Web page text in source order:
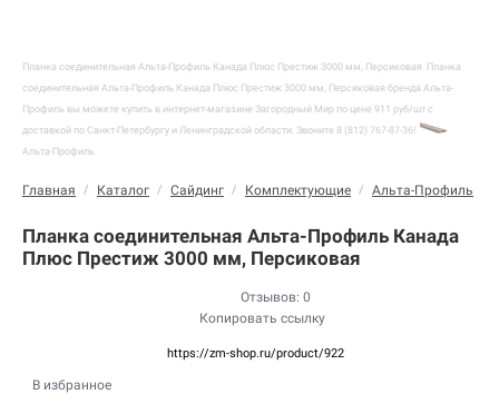
Планка соединительная Альта-Профиль Канада Плюс Престиж 3000 мм, Персиковая
Планка
соединительная Альта-Профиль Канада Плюс Престиж 3000 мм, Персиковая бренда Альта-
Профиль вы можете купить в интернет-магазине Загородный Мир по цене 911 руб/шт с
доставкой по Санкт-Петербургу и Ленинградской области. Звоните 8 (812) 767-87-36!
Альта-Профиль
Главная / Каталог / Сайдинг / Комплектующие / Альта-Профиль
Планка соединительная Альта-Профиль Канада
Плюс Престиж 3000 мм, Персиковая
Отзывов: 0
Копировать ссылку
https://zm-shop.ru/product/922
В избранное